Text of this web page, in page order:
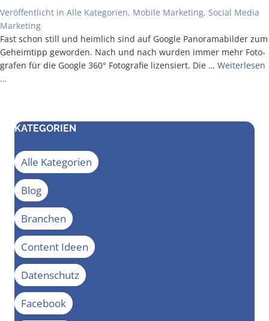
Veröffentlicht in Alle Kategorien, Mobile Marketing, Social Media
Marketing
Fast schon still und heim­lich sind auf Goog­le Pan­ora­ma­bil­der zum
Geheim­tipp gewor­den. Nach und nach wur­den immer mehr Foto­
gra­fen für die Goog­le 360° Foto­gra­fie lizen­siert. Die … Wei­ter­le­sen
…
KATEGORIEN
Alle Kategorien
Blog
Branchen
Content Ideen
Datenschutz
Facebook